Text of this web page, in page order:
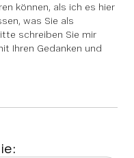
können, als ich es hier
was Sie als
schreiben Sie mir
Ihren Gedanken und